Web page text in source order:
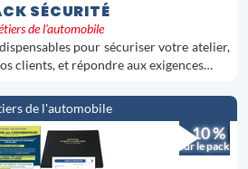
SÉCURITÉ
de l'automobile
pour sécuriser votre atelier,
clients, et répondre aux exigences…
de l'automobile
- 10 %
sur le pack